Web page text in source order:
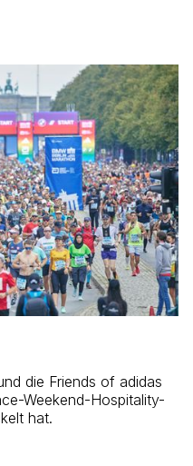
die Friends of adidas
Weekend-Hospitality-
hat.